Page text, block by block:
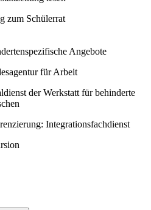
zum Schülerrat
Angebote
für Arbeit
der Werkstatt für behinderte
Integrationsfachdienst